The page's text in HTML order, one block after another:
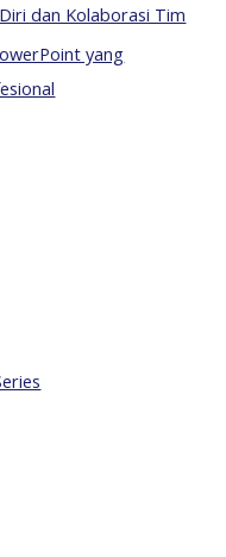
dan Kolaborasi Tim
yang